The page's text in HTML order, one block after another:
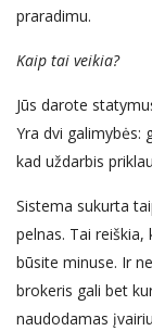
praradimu.
Kaip tai veikia?
Jūs darote
Yra dvi galimybės:
kad uždarbis
Sistema sukurta
pelnas. Tai
būsite minuse. Ir
brokeris gali bet
naudodamas